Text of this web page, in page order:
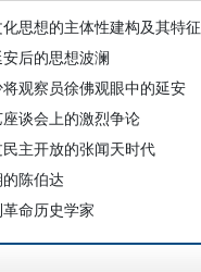
思想的主体性建构及其特征
后的思想波澜
观察员徐佛观眼中的延安
谈会上的激烈争论
主开放的张闻天时代
陈伯达
命历史学家